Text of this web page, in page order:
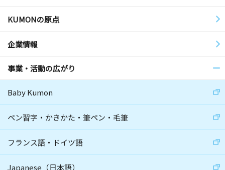
KUMONの原点
企業情報
事業・活動の広がり
Baby Kumon
ペン習字・かきかた・筆ペン・毛筆
フランス語・ドイツ語
Japanese（日本語）